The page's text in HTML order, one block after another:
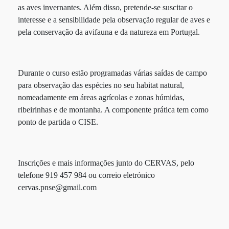
as aves invernantes. Além disso, pretende-se suscitar o
interesse e a sensibilidade pela observação regular de aves e
pela conservação da avifauna e da natureza em Portugal.
Durante o curso estão programadas várias saídas de campo
para observação das espécies no seu habitat natural,
nomeadamente em áreas agrícolas e zonas húmidas,
ribeirinhas e de montanha. A componente prática tem como
ponto de partida o CISE.
Inscrições e mais informações junto do CERVAS, pelo
telefone 919 457 984 ou correio eletrónico
cervas.pnse@gmail.com